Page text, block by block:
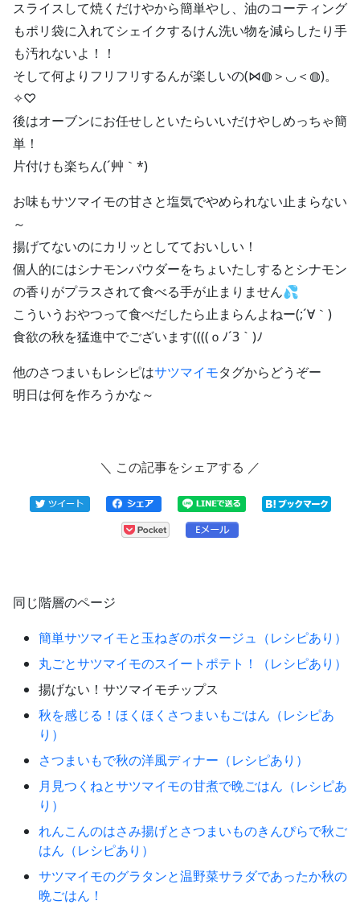
スライスして焼くだけやから簡単やし、油のコーティング
もポリ袋に入れてシェイクするけん洗い物を減らしたり手
も汚れないよ！！
そして何よりフリフリするんが楽しいの(⋈◍＞◡＜◍)。
✧♡
後はオーブンにお任せしといたらいいだけやしめっちゃ簡
単！
片付けも楽ちん(´艸｀*)
お味もサツマイモの甘さと塩気でやめられない止まらない
～
揚げてないのにカリッとしてておいしい！
個人的にはシナモンパウダーをちょいたしするとシナモン
の香りがプラスされて食べる手が止まりません💦
こういうおやつって食べだしたら止まらんよねー(;´∀｀)
食欲の秋を猛進中でございます((((ｏﾉ´3｀)ﾉ
他のさつまいもレシピはサツマイモタグからどうぞー
明日は何を作ろうかな～
＼ この記事をシェアする ／
同じ階層のページ
簡単サツマイモと玉ねぎのポタージュ（レシピあり）
丸ごとサツマイモのスイートポテト！（レシピあり）
揚げない！サツマイモチップス
秋を感じる！ほくほくさつまいもごはん（レシピあ
り）
さつまいもで秋の洋風ディナー（レシピあり）
月見つくねとサツマイモの甘煮で晩ごはん（レシピあ
り）
れんこんのはさみ揚げとさつまいものきんぴらで秋ご
はん（レシピあり）
サツマイモのグラタンと温野菜サラダであったか秋の
晩ごはん！